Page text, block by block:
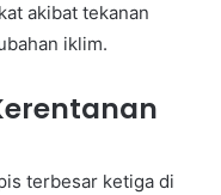
akibat tekanan
iklim.
terbesar ketiga di